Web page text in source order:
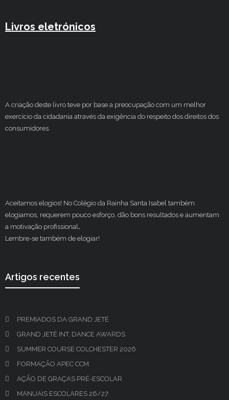
Livros eletrónicos
A criação deste livro teve por base a preocupação com um melhor
exercício da cidadania através da exigência do respeito dos direitos dos
consumidores.
Aceitamos elogios! No Colégio da Rainha Santa Isabel também
elogiamos, requerem pouco esforço, dão bons resultados e aumentam
a motivação profissional.
Lembre-se também de elogiar!
Artigos recentes
PREMIADOS DA GRAND JETÉ
GRAND JETÉ INT. DANCE AWARDS
SUMMER COURSE COLCHESTER 2026
FORMAÇÃO APEC CCM
AÇÃO DE GRAÇAS PRÉ-ESCOLAR
MANUAIS ESCOLARES 26/27